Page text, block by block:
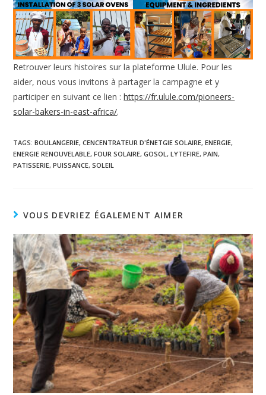
Retrouver leurs histoires sur la plateforme Ulule. Pour les
aider, nous vous invitons à partager la campagne et y
participer en suivant ce lien :https://fr.ulule.com/pioneers-
solar-bakers-in-east-africa/.
TAGS:BOULANGERIE, CENCENTRATEUR D'ÉNETGIE SOLAIRE, ENERGIE,
ENERGIE RENOUVELABLE, FOUR SOLAIRE, GOSOL , LYTEFIRE, PAIN,
PATISSERIE, PUISSANCE, SOLEIL
VOUS DEVRIEZ ÉGALEMENT AIMER